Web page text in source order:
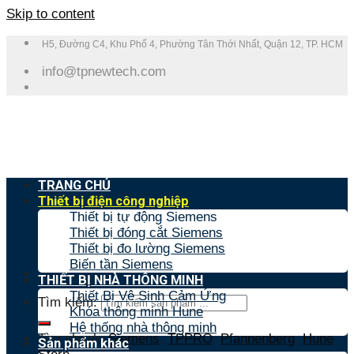
Skip to content
H5, Đường C4, Khu Phố 4, Phường Tân Thới Nhất, Quận 12, TP. HCM
info@tpnewtech.com
Tìm kiếm:
Tìm nhanh:Siemens,TPPRO,Pfannenberg,Hune,
TRANG CHỦ
Thiết bị điện công nghiệp
Thiết bị tự động Siemens
Thiết bị đóng cắt Siemens
Thiết bị đo lường Siemens
Biến tần Siemens
THIẾT BỊ NHÀ THÔNG MINH
Thiết Bị Vệ Sinh Cảm Ứng
Khóa thông minh Hune
Hệ thống nhà thông minh
Sản phẩm khác